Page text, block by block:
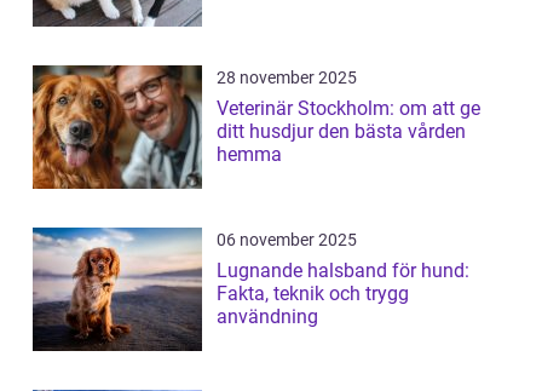
28 november 2025
Veterinär Stockholm: om att ge
ditt husdjur den bästa vården
hemma
06 november 2025
Lugnande halsband för hund:
Fakta, teknik och trygg
användning